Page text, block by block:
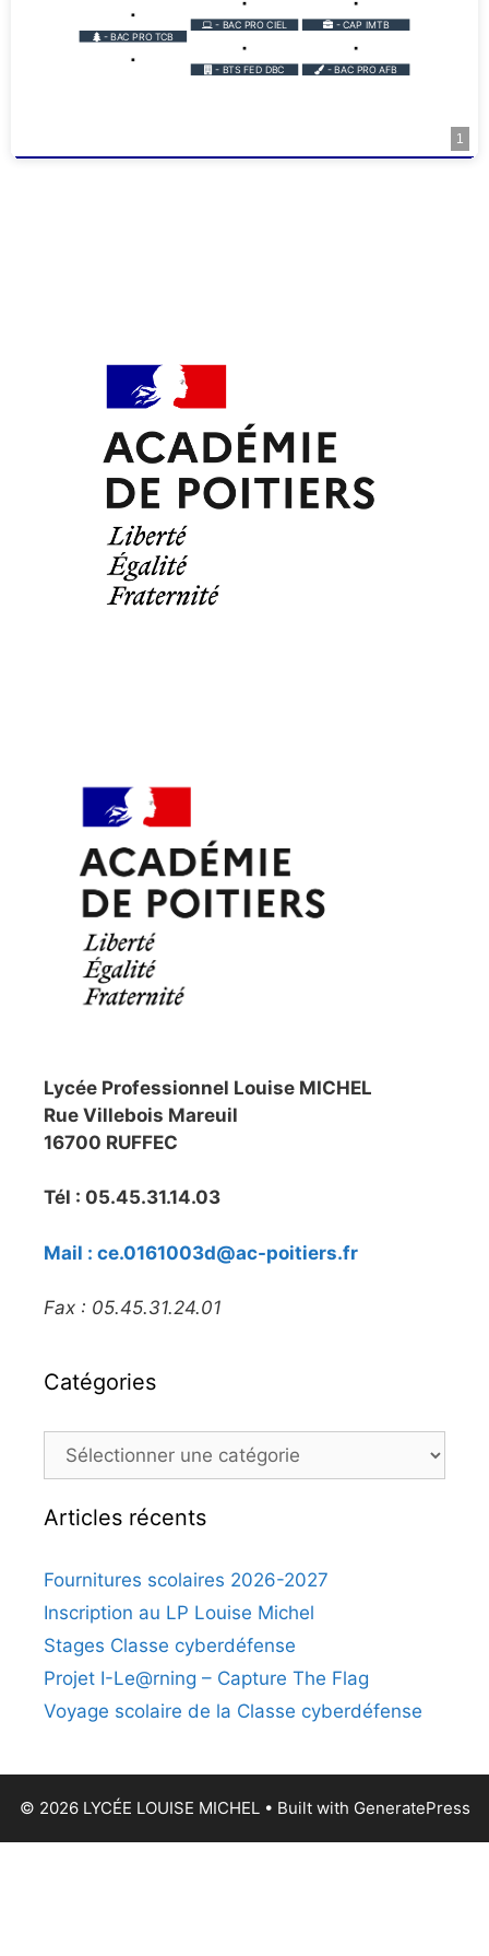
Lycée Professionnel Louise MICHEL
Rue Villebois Mareuil
16700 RUFFEC
Tél : 05.45.31.14.03
Mail : ce.0161003d@ac-poitiers.fr
Fax : 05.45.31.24.01
Catégories
Articles récents
Fournitures scolaires 2026-2027
Inscription au LP Louise Michel
Stages Classe cyberdéfense
Projet I-Le@rning – Capture The Flag
Voyage scolaire de la Classe cyberdéfense
© 2026 LYCÉE LOUISE MICHEL• Built with GeneratePress